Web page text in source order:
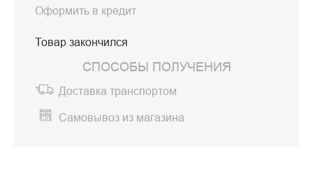
Оформить в кредит
Товар закончился
СПОСОБЫ ПОЛУЧЕНИЯ
Доставка транспортом
Самовывоз из магазина